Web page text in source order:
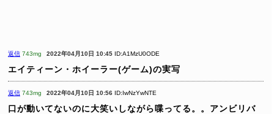
返信 743mg 2022年04月10日 10:45 ID:A1MzU0ODE
エイティーン・ホイーラー(ゲーム)の実写
返信 743mg 2022年04月10日 10:56 ID:IwNzYwNTE
口が動いてないのに大笑いしながら喋ってる。。アンビリバ